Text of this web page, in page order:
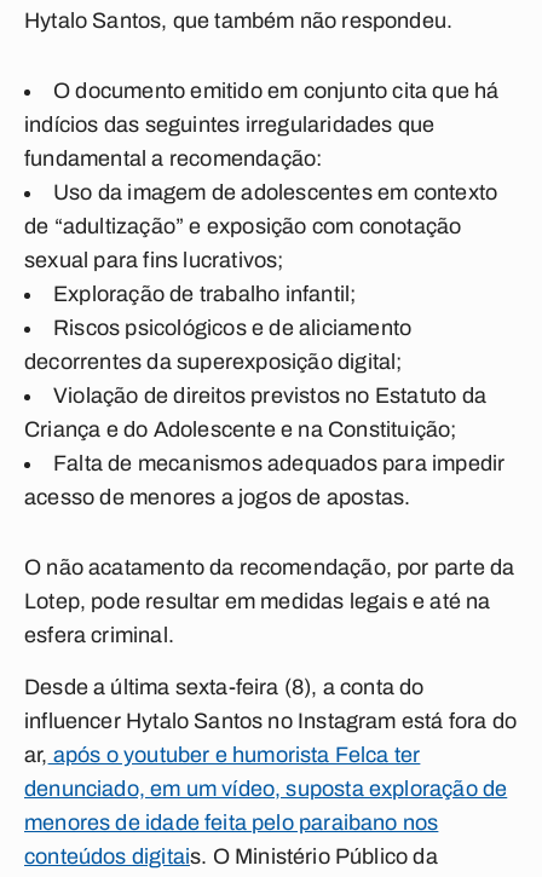
Hytalo Santos, que também não respondeu.
O documento emitido em conjunto cita que há
indícios das seguintes irregularidades que
fundamental a recomendação:
Uso da imagem de adolescentes em contexto
de “adultização” e exposição com conotação
sexual para fins lucrativos;
Exploração de trabalho infantil;
Riscos psicológicos e de aliciamento
decorrentes da superexposição digital;
Violação de direitos previstos no Estatuto da
Criança e do Adolescente e na Constituição;
Falta de mecanismos adequados para impedir
acesso de menores a jogos de apostas.
O não acatamento da recomendação, por parte da
Lotep, pode resultar em medidas legais e até na
esfera criminal.
Desde a última sexta-feira (8), a conta do
influencer Hytalo Santos no Instagram está fora do
ar, após o youtuber e humorista Felca ter
denunciado, em um vídeo, suposta exploração de
menores de idade feita pelo paraibano nos
conteúdos digitais. O Ministério Público da